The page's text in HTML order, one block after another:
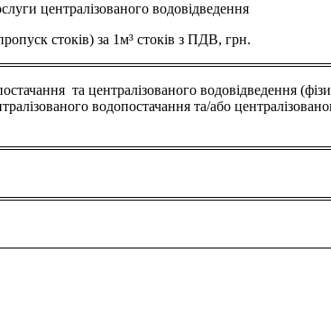
централізованого водовідведення
стоків) за 1м³ стоків з ПДВ, грн.
та централізованого водовідведення
водопостачання та/або